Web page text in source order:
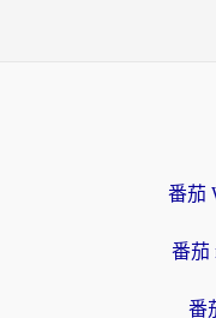
番茄
番茄
番